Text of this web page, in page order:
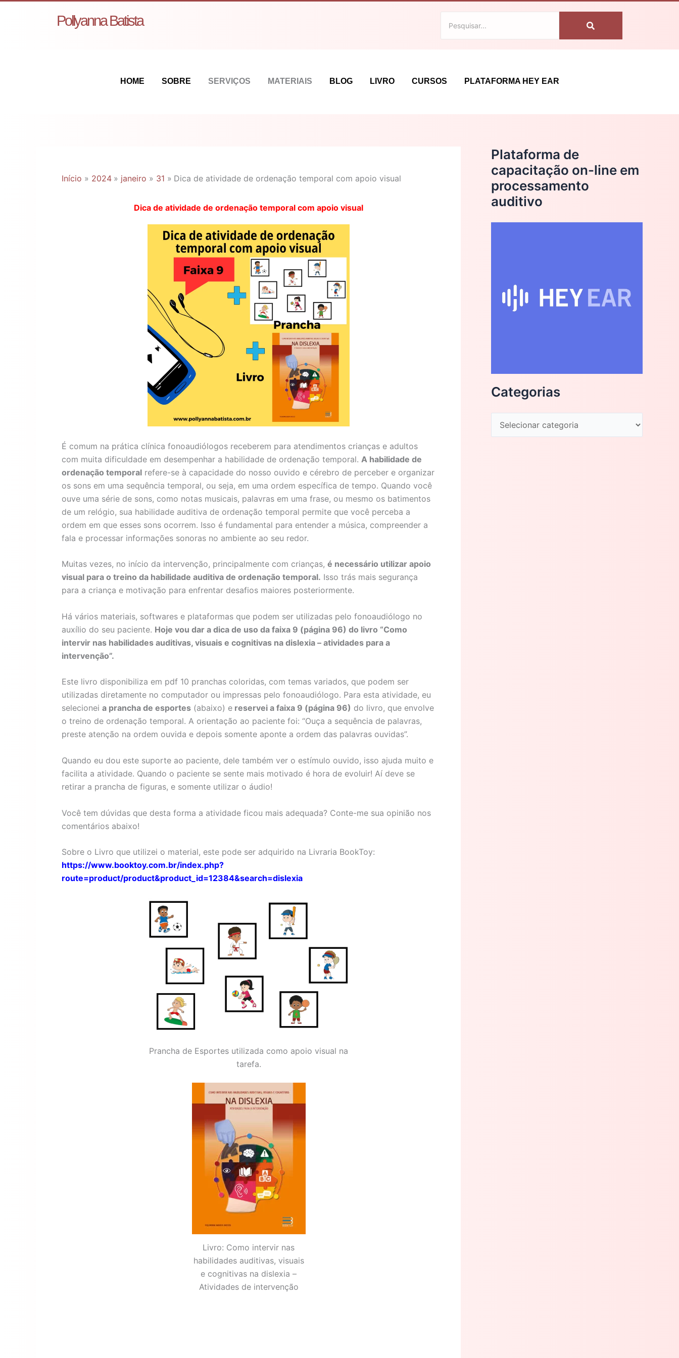
Pollyanna Batista
HOME SOBRE SERVIÇOS MATERIAIS BLOG LIVRO CURSOS PLATAFORMA HEY EAR
Início 2024 janeiro 31 Dica de atividade de ordenação temporal com apoio visual
Dica de atividade de ordenação temporal com apoio visual
É comum na prática clínica fonoaudiólogos receberem para atendimentos crianças e adultos
com muita dificuldade em desempenhar a habilidade de ordenação temporal. A habilidade de
ordenação temporal refere-se à capacidade do nosso ouvido e cérebro de perceber e organizar
os sons em uma sequência temporal, ou seja, em uma ordem específica de tempo. Quando você
ouve uma série de sons, como notas musicais, palavras em uma frase, ou mesmo os batimentos
de um relógio, sua habilidade auditiva de ordenação temporal permite que você perceba a
ordem em que esses sons ocorrem. Isso é fundamental para entender a música, compreender a
fala e processar informações sonoras no ambiente ao seu redor.
Muitas vezes, no início da intervenção, principalmente com crianças, é necessário utilizar apoio
visual para o treino da habilidade auditiva de ordenação temporal. Isso trás mais segurança
para a criança e motivação para enfrentar desafios maiores posteriormente.
Há vários materiais, softwares e plataformas que podem ser utilizadas pelo fonoaudiólogo no
auxílio do seu paciente. Hoje vou dar a dica de uso da faixa 9 (página 96) do livro “Como
intervir nas habilidades auditivas, visuais e cognitivas na dislexia – atividades para a
intervenção”.
Este livro disponibiliza em pdf 10 pranchas coloridas, com temas variados, que podem ser
utilizadas diretamente no computador ou impressas pelo fonoaudiólogo. Para esta atividade, eu
selecionei a prancha de esportes (abaixo) e reservei a faixa 9 (página 96) do livro, que envolve
o treino de ordenação temporal. A orientação ao paciente foi: “Ouça a sequência de palavras,
preste atenção na ordem ouvida e depois somente aponte a ordem das palavras ouvidas”.
Quando eu dou este suporte ao paciente, dele também ver o estímulo ouvido, isso ajuda muito e
facilita a atividade. Quando o paciente se sente mais motivado é hora de evoluir! Aí deve se
retirar a prancha de figuras, e somente utilizar o áudio!
Você tem dúvidas que desta forma a atividade ficou mais adequada? Conte-me sua opinião nos
comentários abaixo!
Sobre o Livro que utilizei o material, este pode ser adquirido na Livraria BookToy:
https://www.booktoy.com.br/index.php?
route=product/product&product_id=12384&search=dislexia
Prancha de Esportes utilizada como apoio visual na
tarefa.
Livro: Como intervir nas
habilidades auditivas, visuais
e cognitivas na dislexia –
Atividades de intervenção
Plataforma de
capacitação on-line em
processamento
auditivo
Categorias
s